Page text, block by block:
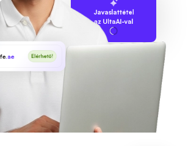
Javaslattétel
az UltaAI-val
.ae Elérhető!